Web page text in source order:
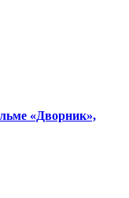
«Дворник»,